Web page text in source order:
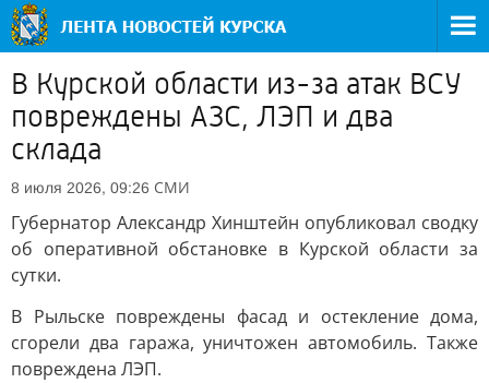
В Курской области из-за атак ВСУ
повреждены АЗС, ЛЭП и два
склада
8 июля 2026, 09:26 СМИ
Губернатор Александр Хинштейн опубликовал сводку
об оперативной обстановке в Курской области за
сутки.
В Рыльске повреждены фасад и остекление дома,
сгорели два гаража, уничтожен автомобиль. Также
повреждена ЛЭП.